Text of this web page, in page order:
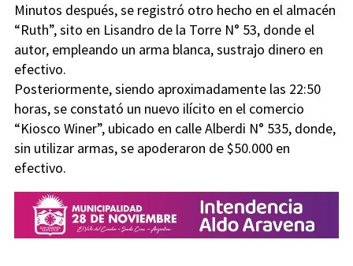
Minutos después, se registró otro hecho en el almacén
“Ruth”, sito en Lisandro de la Torre N° 53, donde el
autor, empleando un arma blanca, sustrajo dinero en
efectivo.
Posteriormente, siendo aproximadamente las 22:50
horas, se constató un nuevo ilícito en el comercio
“Kiosco Winer”, ubicado en calle Alberdi N° 535, donde,
sin utilizar armas, se apoderaron de $50.000 en
efectivo.